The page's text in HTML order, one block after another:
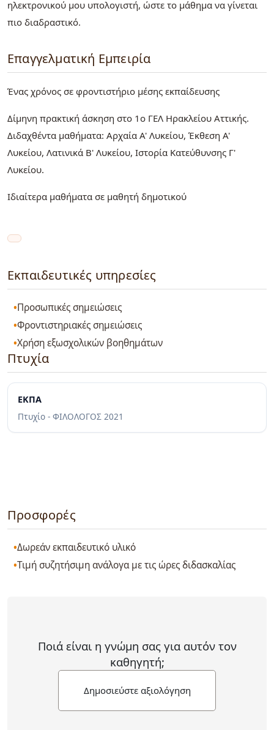
ηλεκτρονικού μου υπολογιστή, ώστε το μάθημα να γίνεται
πιο διαδραστικό.
Επαγγελματική Εμπειρία
Ένας χρόνος σε φροντιστήριο μέσης εκπαίδευσης
Δίμηνη πρακτική άσκηση στο 1ο ΓΕΛ Ηρακλείου Αττικής.
Διδαχθέντα μαθήματα: Αρχαία Α' Λυκείου, Έκθεση Α'
Λυκείου, Λατινικά Β' Λυκείου, Ιστορία Κατεύθυνσης Γ'
Λυκείου.
Ιδιαίτερα μαθήματα σε μαθητή δημοτικού
Εκπαιδευτικές υπηρεσίες
Προσωπικές σημειώσεις
Φροντιστηριακές σημειώσεις
Χρήση εξωσχολικών βοηθημάτων
Πτυχία
ΕΚΠΑ
Πτυχίο - ΦΙΛΟΛΟΓΟΣ 2021
Προσφορές
Δωρεάν εκπαιδευτικό υλικό
Τιμή συζητήσιμη ανάλογα με τις ώρες διδασκαλίας
Ποιά είναι η γνώμη σας για αυτόν τον
καθηγητή;
Δημοσιεύστε αξιολόγηση